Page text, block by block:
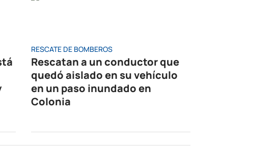
RESCATE DE BOMBEROS
Rescatan a un conductor que
quedó aislado en su vehículo
en un paso inundado en
Colonia